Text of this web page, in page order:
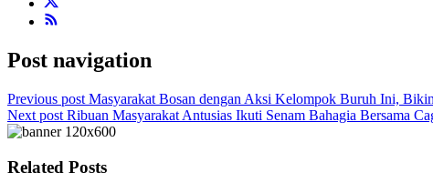
Post navigation
Previous post Masyarakat Bosan dengan Aksi Kelompok Buruh Ini,
Next post Ribuan Masyarakat Antusias Ikuti Senam Bahagia Bersama
Related Posts